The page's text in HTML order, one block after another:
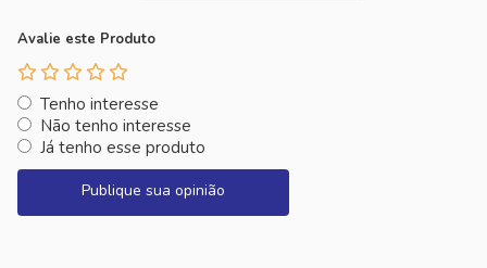
Avalie este Produto
Tenho interesse
Não tenho interesse
Já tenho esse produto
Publique sua opinião